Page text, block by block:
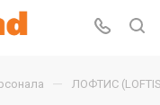
— ЛОФТИС